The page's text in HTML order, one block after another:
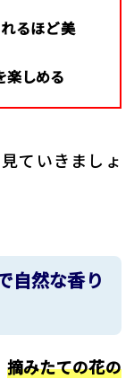
るほど美
楽しめる
ていきましょ
自然な香り
摘みたての花の